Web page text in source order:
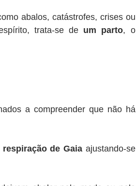
abalos, catástrofes, crises ou
trata-se de um parto, o
a compreender que não há
de Gaiaajustando-se